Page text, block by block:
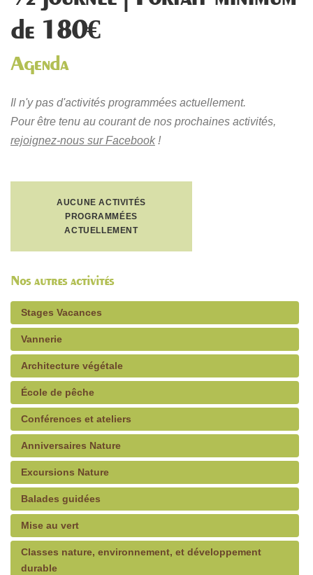
de 180€
Agenda
Il n'y pas d'activités programmées actuellement.
Pour être tenu au courant de nos prochaines activités,
rejoignez-nous sur Facebook!
AUCUNE ACTIVITÉS
PROGRAMMÉES
ACTUELLEMENT
Nos autres activités
Stages Vacances
Vannerie
Architecture végétale
École de pêche
Conférences et ateliers
Anniversaires Nature
Excursions Nature
Balades guidées
Mise au vert
Classes nature, environnement, et développement
durable